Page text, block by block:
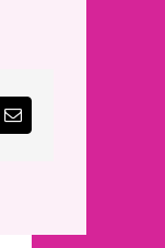
Email